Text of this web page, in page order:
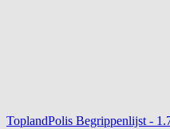
ToplandPolis Begrippenlijst -